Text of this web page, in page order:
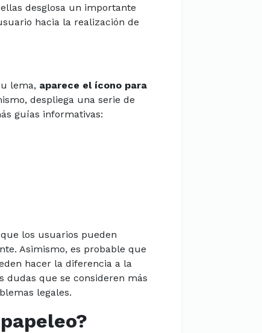
desglosa un importante
hacia la realización de
lema, aparece el ícono para
despliega una serie de
guías informativas:
los usuarios pueden
Asimismo, es probable que
hacer la diferencia a la
dudas que se consideren más
legales.